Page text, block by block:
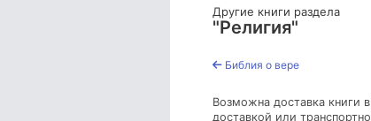
Другие книги раздела
"Религия"
Библия о вере
Возможна доставка книги в
доставкой или